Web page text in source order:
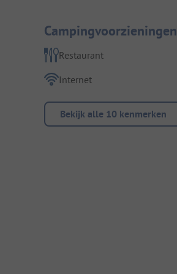
Campingvoorzieningen
Restaurant
Internet
Bekijk alle 10 kenmerken